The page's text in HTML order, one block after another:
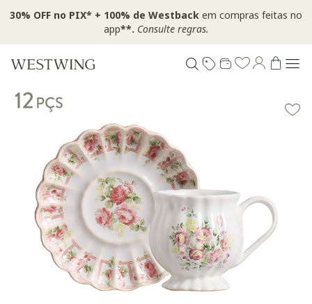
30% OFF no PIX* + 100% de Westback em compras feitas no
app**. Consulte regras.